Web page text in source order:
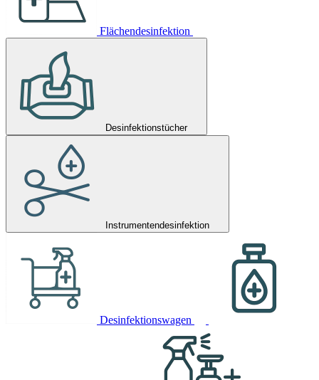
Flächendesinfektion
Desinfektionstücher
Instrumentendesinfektion
Desinfektionswagen